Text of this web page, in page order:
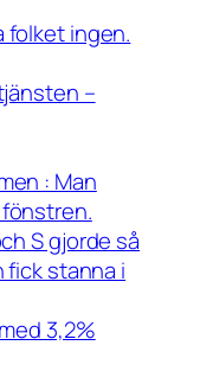
folket ingen.
–
: Man
S gjorde så
fick stanna i
3,2%